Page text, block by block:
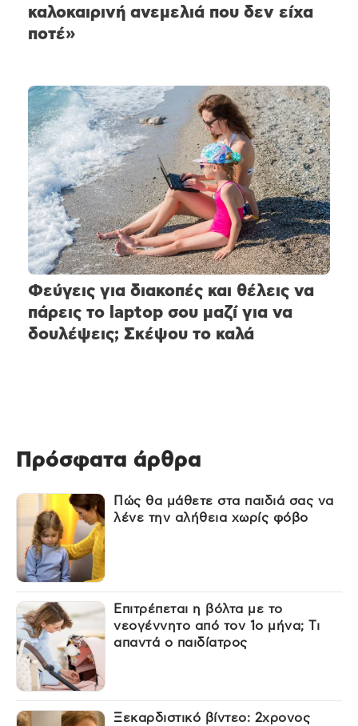
καλοκαιρινή ανεμελιά που δεν είχα
ποτέ»
Φεύγεις για διακοπές και θέλεις να
πάρεις το laptop σου μαζί για να
δουλέψεις; Σκέψου το καλά
Πρόσφατα άρθρα
Πώς θα μάθετε στα παιδιά σας να
λένε την αλήθεια χωρίς φόβο
Επιτρέπεται η βόλτα με το
νεογέννητο από τον 1ο μήνα; Τι
απαντά ο παιδίατρος
Ξεκαρδιστικό βίντεο: 2χρονος